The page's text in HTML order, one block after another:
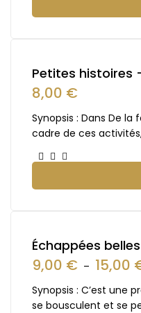
Petites histoires
8,00 €
Synopsis : Dans De
cadre de ces
Échappées
9,00 € – 15,00
Synopsis : C’est une
se bousculent et se